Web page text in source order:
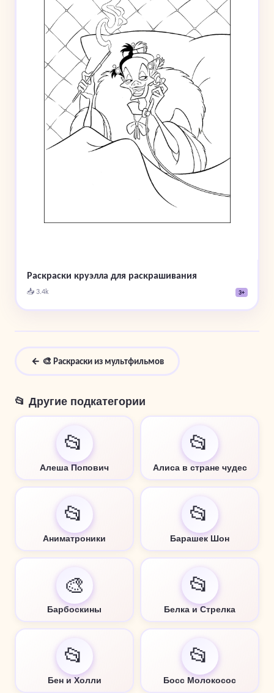
Раскраски круэлла для раскрашивания
📥 3.4k 3+
← 🎨 Раскраски из мультфильмов
📂 Другие подкатегории
📂
Алеша Попович
📂
Алиса в стране чудес
📂
Аниматроники
📂
Барашек Шон
🎨
Барбоскины
📂
Белка и Стрелка
📂
Бен и Холли
📂
Босс Молокосос